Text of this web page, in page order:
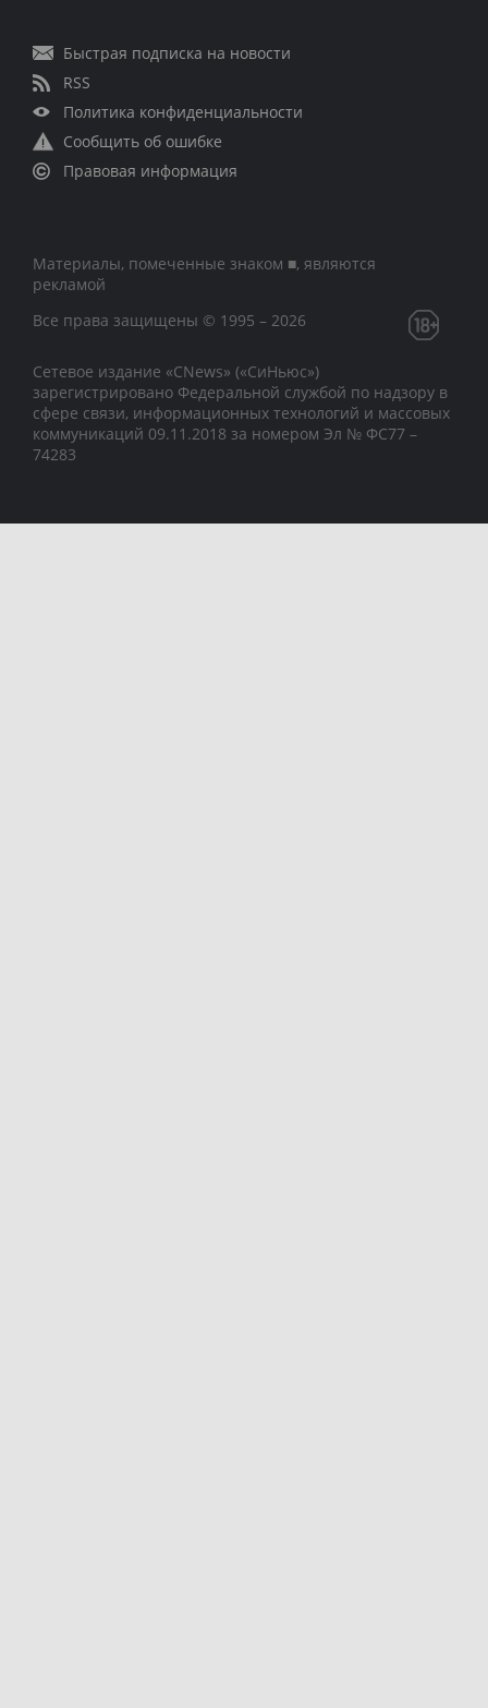
Быстрая подписка на новости
RSS
Политика конфиденциальности
Сообщить об ошибке
Правовая информация
Материалы, помеченные знаком ■, являются
рекламой
Все права защищены © 1995 – 2026
Сетевое издание «CNews» («СиНьюс»)
зарегистрировано Федеральной службой по надзору в
сфере связи, информационных технологий и массовых
коммуникаций 09.11.2018 за номером Эл № ФС77 –
74283